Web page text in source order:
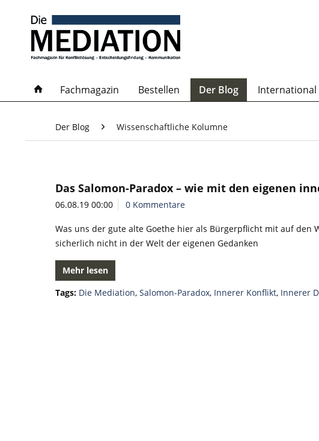
Fachmagazin Bestellen Der Blog International
Der Blog Wissenschaftliche Kolumne
Das Salomon-Paradox – wie mit den eigenen
06.08.19 00:00 0 Kommentare
Was uns der gute alte Goethe hier als Bürgerpflicht mit auf
sicherlich nicht in der Welt der eigenen Gedanken
Mehr lesen
Tags: Die Mediation, Salomon-Paradox, Innerer Konflikt, Innerer